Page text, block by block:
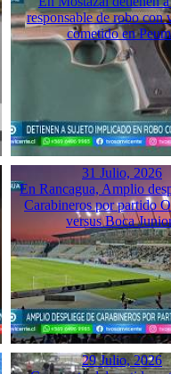
responsable de robo con
cometido en
31 Julio, 2026
En Rancagua, Amplio
Carabineros por partido
versus Boca
29 Julio, 2026